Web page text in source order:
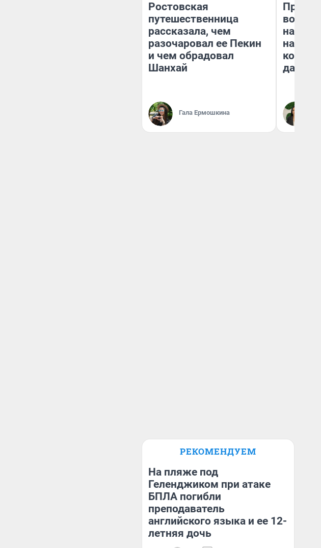
Ростовская
путешественница
рассказала, чем
разочаровал ее Пекин
и чем обрадовал
Шанхай
Гала Ермошкина
нам
даже
РЕКОМЕНДУЕМ
На пляже под
Геленджиком при атаке
БПЛА погибли
преподаватель
английского языка и ее 12-
летняя дочь